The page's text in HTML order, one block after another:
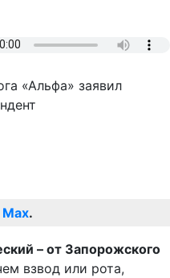
«Альфа» заявил
Max.
– от Запорожского
взвод или рота,